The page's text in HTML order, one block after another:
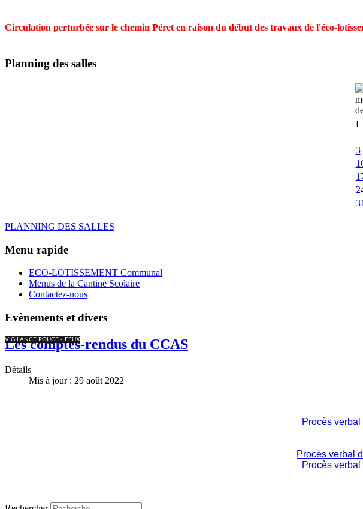
Circulation perturbée sur le chemin Péret en raison du début des travaux de l'éco-
Planning des salles
L
3
31
PLANNING DES SALLES
Menu rapide
ECO-LOTISSEMENT Communal
Menus de la Cantine Scolaire
Contactez-nous
Evènements et divers
VIGILANCE ROUGE - FEUX
Les comptes-rendus du CCAS
Détails
Mis à jour : 29 août 2022
Procès
Procès verbal
Procès